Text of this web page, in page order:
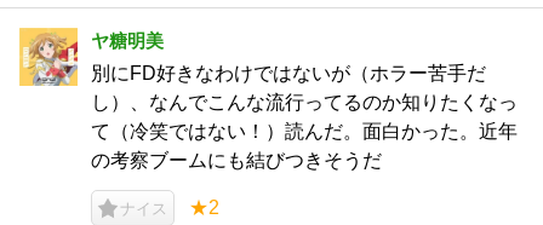
ヤ糖明美
別にFD好きなわけではないが（ホラー苦手だ
し）、なんでこんな流行ってるのか知りたくなっ
て（冷笑ではない！）読んだ。面白かった。近年
の考察ブームにも結びつきそうだ
ナイス ★2